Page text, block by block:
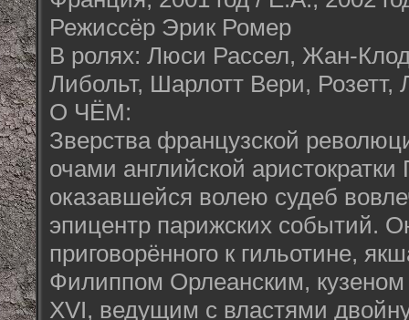
Режиссёр Эрик Ромер
В ролях: Люси Рассел, Жан-
Либольт, Шарлотт Вери, Розетт,
О ЧЁМ:
Зверства французской
очами английской аристократки
оказавшейся волею судеб
эпицентр парижских событий.
приговорённого к гильотине,
Филиппом Орлеанским, кузеном
XVI, ведущим с властями